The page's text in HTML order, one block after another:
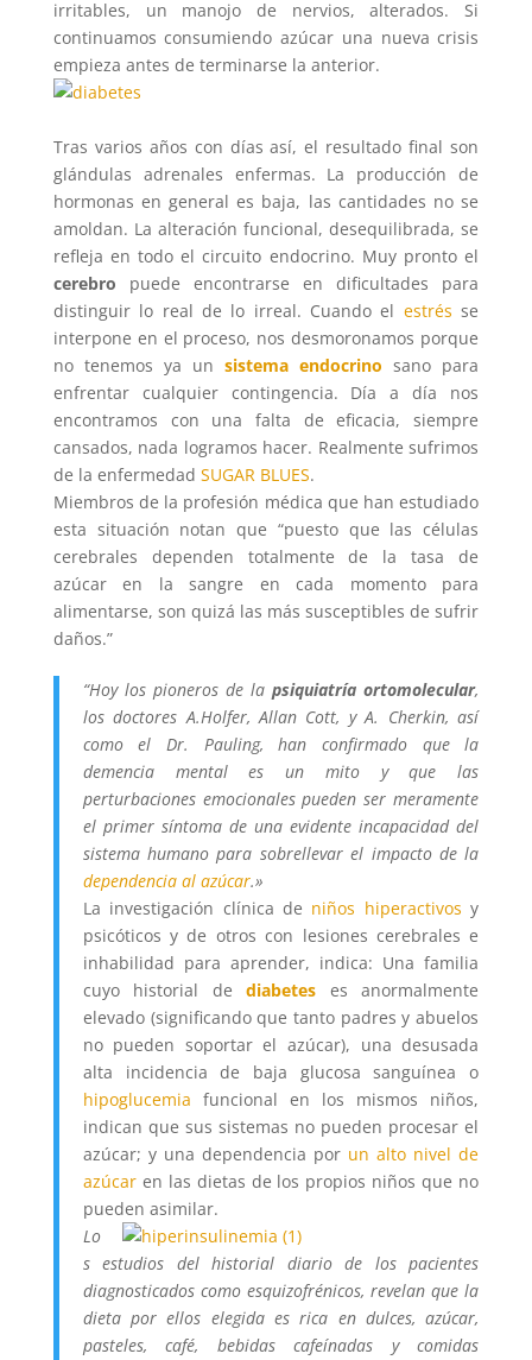
irritables, un manojo de nervios, alterados. Si
continuamos consumiendo azúcar una nueva crisis
empieza antes de terminarse la anterior.
Tras varios años con días así, el resultado final son
glándulas adrenales enfermas. La producción de
hormonas en general es baja, las cantidades no se
amoldan. La alteración funcional, desequilibrada, se
refleja en todo el circuito endocrino. Muy pronto el
cerebro puede encontrarse en dificultades para
distinguir lo real de lo irreal. Cuando el estrés se
interpone en el proceso, nos desmoronamos porque
no tenemos ya unsistema endocrino sano para
enfrentar cualquier contingencia. Día a día nos
encontramos con una falta de eficacia, siempre
cansados, nada logramos hacer. Realmente sufrimos
de la enfermedad SUGAR BLUES.
Miembros de la profesión médica que han estudiado
esta situación notan que “puesto que las células
cerebrales dependen totalmente de la tasa de
azúcar en la sangre en cada momento para
alimentarse, son quizá las más susceptibles de sufrir
daños.”
“Hoy los pioneros de lapsiquiatría ortomolecular,
los doctores A.Holfer, Allan Cott, y A. Cherkin, así
como el Dr. Pauling, han confirmado que la
demencia mental es un mito y que las
perturbaciones emocionales pueden ser meramente
el primer síntoma de una evidente incapacidad del
sistema humano para sobrellevar el impacto de la
dependencia al azúcar.»
La investigación clínica de niños hiperactivos y
psicóticos y de otros con lesiones cerebrales e
inhabilidad para aprender, indica: Una familia
cuyo historial dediabetes es anormalmente
elevado (significando que tanto padres y abuelos
no pueden soportar el azúcar), una desusada
alta incidencia de baja glucosa sanguínea o
hipoglucemia funcional en los mismos niños,
indican que sus sistemas no pueden procesar el
azúcar; y una dependencia por un alto nivel de
azúcaren las dietas de los propios niños que no
pueden asimilar.
Lo
s estudios del historial diario de los pacientes
diagnosticados como esquizofrénicos, revelan que la
dieta por ellos elegida es rica en dulces, azúcar,
pasteles, café, bebidas cafeínadas y comidas